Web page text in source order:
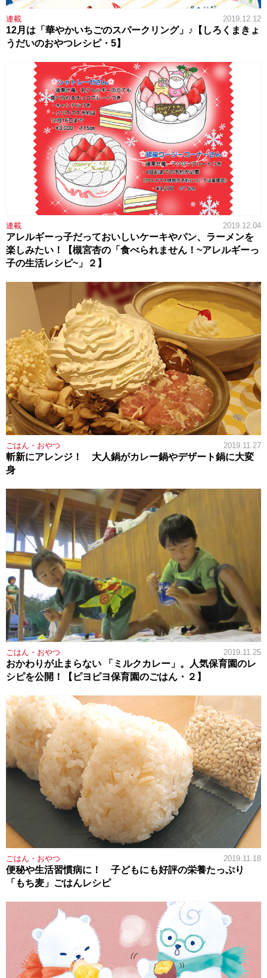
連載 2019.12.12
12月は「華やかいちごのスパークリング」♪【しろくまきょ
うだいのおやつレシピ・5】
連載 2019.12.04
アレルギーっ子だっておいしいケーキやパン、ラーメンを
楽しみたい！【槻宮杏の「食べられません！~アレルギーっ
子の生活レシピ~」２】
ごはん・おやつ 2019.11.27
斬新にアレンジ！ 大人鍋がカレー鍋やデザート鍋に大変
身
ごはん・おやつ 2019.11.25
おかわりが止まらない 「ミルクカレー」。人気保育園のレ
シピを公開！【ピヨピヨ保育園のごはん・２】
ごはん・おやつ 2019.11.18
便秘や生活習慣病に！ 子どもにも好評の栄養たっぷり
「もち麦」ごはんレシピ